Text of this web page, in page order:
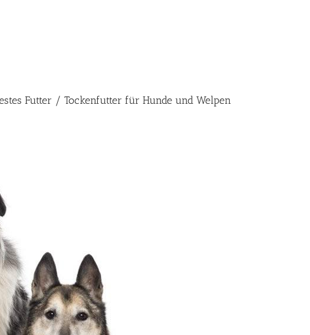
Futter / Tockenfutter für Hunde und Welpen